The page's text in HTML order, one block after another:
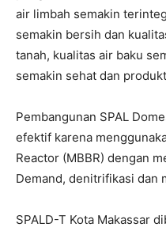
air limbah semakin
semakin bersih dan
tanah, kualitas air baku
semakin sehat dan
Pembangunan SPAL
efektif karena
Reactor (MBBR) dengan
Demand, denitrifikasi dan
SPALD-T Kota Makassar